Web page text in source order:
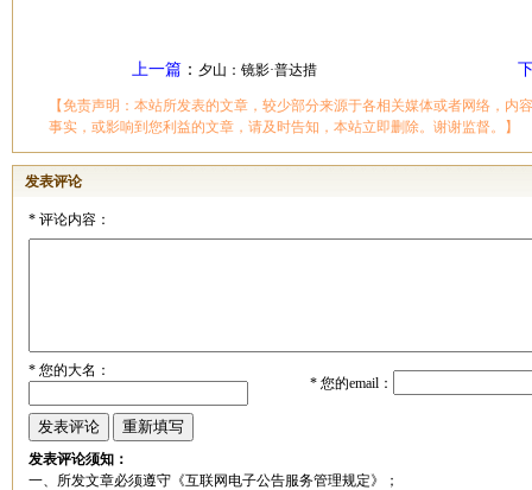
上一篇： 夕山：镜影·普达措
【免责声明：本站所发表的文章，较少部分来源于各相关媒体或者网络，内
事实，或影响到您利益的文章，请及时告知，本站立即删除。谢谢监督。】
发表评论
*评论内容：
*您的大名：
*您的email：
发表评论须知：
一、所发文章必须遵守《互联网电子公告服务管理规定》；